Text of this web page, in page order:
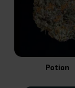
Potion